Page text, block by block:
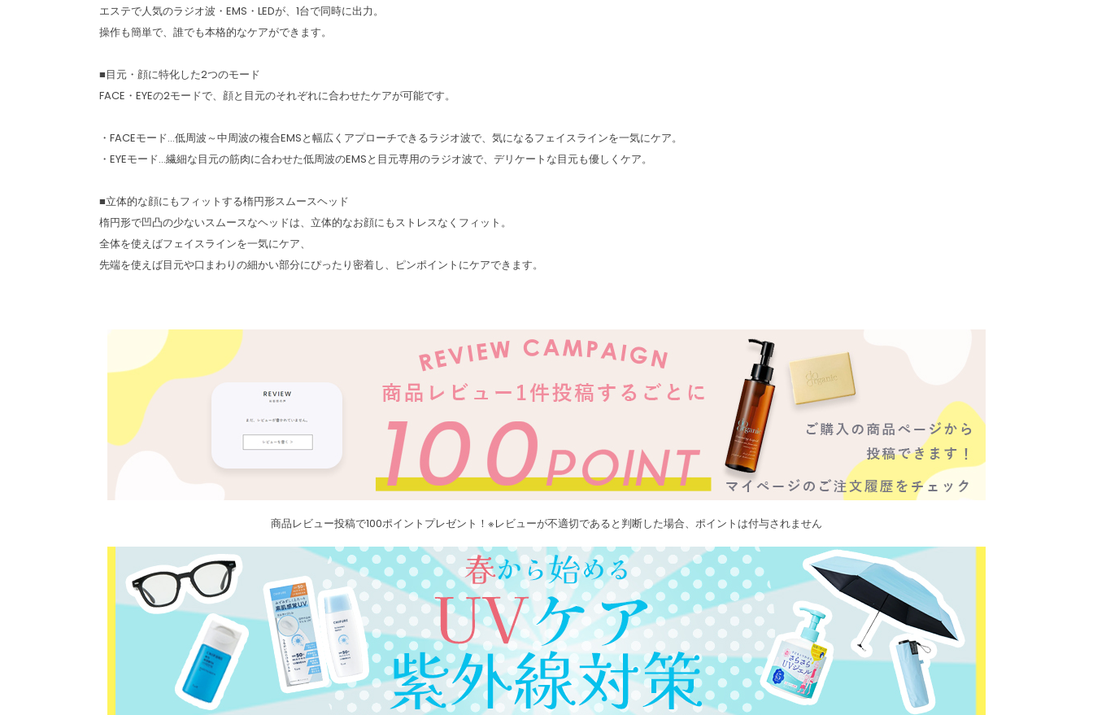
エステで人気のラジオ波・EMS・LEDが、1台で同時に出力。
操作も簡単で、誰でも本格的なケアができます。
■目元・顔に特化した2つのモード
FACE・EYEの2モードで、顔と目元のそれぞれに合わせたケアが可能です。
・FACEモード…低周波～中周波の複合EMSと幅広くアプローチできるラジオ波で、気になるフェイスラインを一気にケア。
・EYEモード…繊細な目元の筋肉に合わせた低周波のEMSと目元専用のラジオ波で、デリケートな目元も優しくケア。
■立体的な顔にもフィットする楕円形スムースヘッド
楕円形で凹凸の少ないスムースなヘッドは、立体的なお顔にもストレスなくフィット。
全体を使えばフェイスラインを一気にケア、
先端を使えば目元や口まわりの細かい部分にぴったり密着し、ピンポイントにケアできます。
商品レビュー投稿で100ポイントプレゼント！※レビューが不適切であると判断した場合、ポイントは付与されません